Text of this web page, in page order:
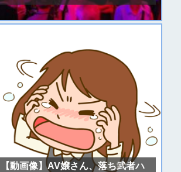
【動画像】AV嬢さん、落ち武者ハ